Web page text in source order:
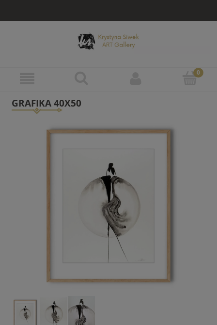
GRAFIKA 40X50